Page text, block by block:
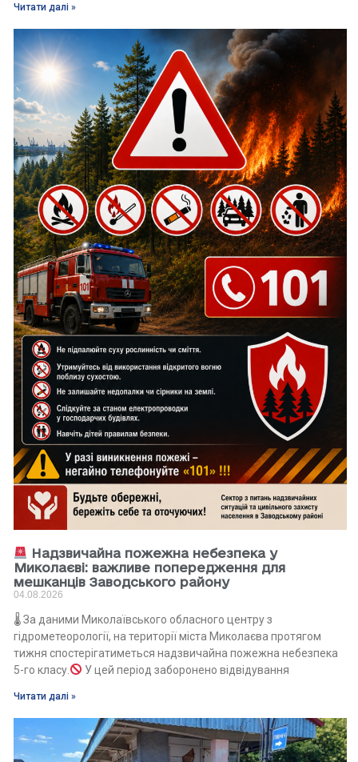
Читати далі »
Надзвичайна пожежна небезпека у
Миколаєві: важливе попередження для
мешканців Заводського району
04.08.2026
🌡 За даними Миколаївського обласного центру з
гідрометеорології, на території міста Миколаєва протягом
тижня спостерігатиметься надзвичайна пожежна небезпека
5-го класу.
У цей період заборонено відвідування
Читати далі »